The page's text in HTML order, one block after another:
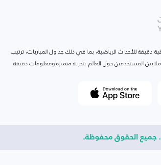
للأحداث الرياضية، بما في ذلك جداول المباريات، ترتيب
ملايين المستخدمين حول العالم بتجربة متميزة ومعلومات دقيقة.